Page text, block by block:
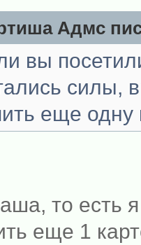
Адмс
вы
силы,
еще одну
то есть
еще 1